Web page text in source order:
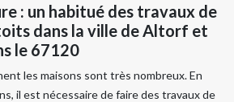
: un habitué des travaux de
dans la ville de Altorf et
le 67120
les maisons sont très nombreux. En
il est nécessaire de faire des travaux de